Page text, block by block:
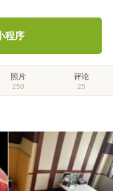
程序
照片
250
评论
25